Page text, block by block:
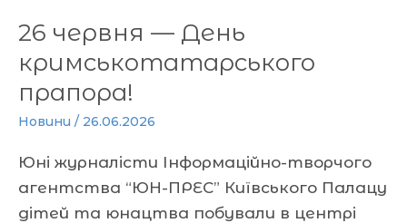
26 червня — День
кримськотатарського
прапора!
Новини / 26.06.2026
Юні журналісти Інформаційно-творчого
агентства “ЮН-ПРЕС” Київського Палацу
дітей та юнацтва побували в центрі